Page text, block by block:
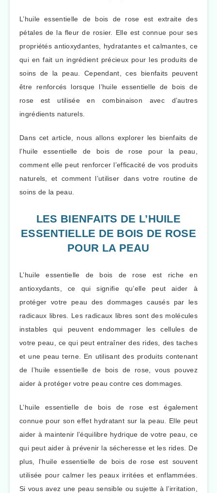
L’huile essentielle de bois de rose est extraite des
pétales de la fleur de rosier. Elle est connue pour ses
propriétés antioxydantes, hydratantes et calmantes, ce
qui en fait un ingrédient précieux pour les produits de
soins de la peau. Cependant, ces bienfaits peuvent
être renforcés lorsque l’huile essentielle de bois de
rose est utilisée en combinaison avec d’autres
ingrédients naturels.
Dans cet article, nous allons explorer les bienfaits de
l’huile essentielle de bois de rose pour la peau,
comment elle peut renforcer l’efficacité de vos produits
naturels, et comment l’utiliser dans votre routine de
soins de la peau.
LES BIENFAITS DE L’HUILE
ESSENTIELLE DE BOIS DE ROSE
POUR LA PEAU
L’huile essentielle de bois de rose est riche en
antioxydants, ce qui signifie qu’elle peut aider à
protéger votre peau des dommages causés par les
radicaux libres. Les radicaux libres sont des molécules
instables qui peuvent endommager les cellules de
votre peau, ce qui peut entraîner des rides, des taches
et une peau terne. En utilisant des produits contenant
de l’huile essentielle de bois de rose, vous pouvez
aider à protéger votre peau contre ces dommages.
L’huile essentielle de bois de rose est également
connue pour son effet hydratant sur la peau. Elle peut
aider à maintenir l’équilibre hydrique de votre peau, ce
qui peut aider à prévenir la sécheresse et les rides. De
plus, l’huile essentielle de bois de rose est souvent
utilisée pour calmer les peaux irritées et enflammées.
Si vous avez une peau sensible ou sujette à l’irritation,